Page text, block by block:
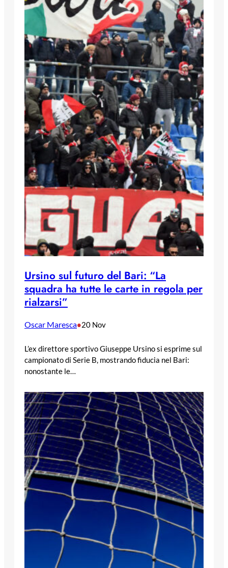
Ursino sul futuro del Bari: “La
squadra ha tutte le carte in regola per
rialzarsi”
Oscar Maresca•20 Nov
L’ex direttore sportivo Giuseppe Ursino si esprime sul
campionato di Serie B, mostrando fiducia nel Bari:
nonostante le…